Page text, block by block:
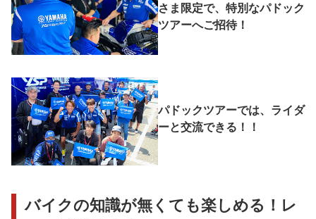
さま限定で、特別なパドック
ツアーへご招待！
パドックツアーでは、ライダ
ーと交流できる！
！
バイクの知識が無くても楽しめる！レ